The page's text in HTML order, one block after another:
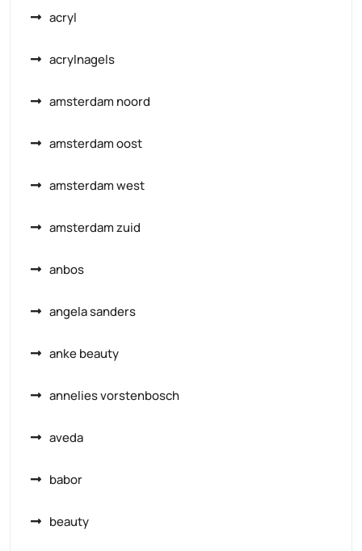
acryl
acrylnagels
amsterdam noord
amsterdam oost
amsterdam west
amsterdam zuid
anbos
angela sanders
anke beauty
annelies vorstenbosch
aveda
babor
beauty